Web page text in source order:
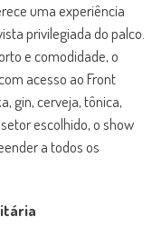
uma experiência
privilegiada do palco.
e comodidade, o
acesso ao Front
gin, cerveja, tônica,
escolhido, o show
a todos os